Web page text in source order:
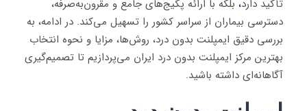
تأکید دارد، بلکه با ارائه پکیج‌های جامع و مقرون‌به‌صرفه،
دسترسی بیماران از سراسر کشور را تسهیل می‌کند. در ادامه، به
بررسی دقیق ایمپلنت بدون درد، روش‌ها، مزایا و نحوه انتخاب
بهترین مرکز ایمپلنت بدون درد ایران می‌پردازیم تا تصمیم‌گیری
آگاهانه‌ای داشته باشید.